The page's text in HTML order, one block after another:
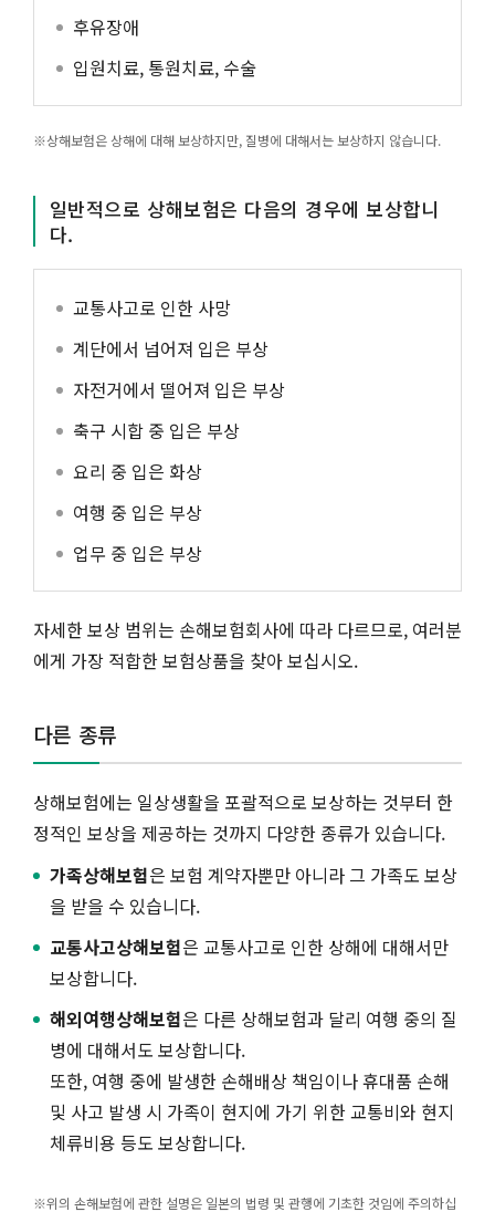
후유장애
입원치료, 통원치료, 수술
※상해보험은 상해에 대해 보상하지만, 질병에 대해서는 보상하지 않습니다.
일반적으로 상해보험은 다음의 경우에 보상합니
다.
교통사고로 인한 사망
계단에서 넘어져 입은 부상
자전거에서 떨어져 입은 부상
축구 시합 중 입은 부상
요리 중 입은 화상
여행 중 입은 부상
업무 중 입은 부상
자세한 보상 범위는 손해보험회사에 따라 다르므로, 여러분
에게 가장 적합한 보험상품을 찾아 보십시오.
다른 종류
상해보험에는 일상생활을 포괄적으로 보상하는 것부터 한
정적인 보상을 제공하는 것까지 다양한 종류가 있습니다.
가족상해보험은 보험 계약자뿐만 아니라 그 가족도 보상
을 받을 수 있습니다.
교통사고상해보험은 교통사고로 인한 상해에 대해서만
보상합니다.
해외여행상해보험은 다른 상해보험과 달리 여행 중의 질
병에 대해서도 보상합니다.
또한, 여행 중에 발생한 손해배상 책임이나 휴대품 손해
및 사고 발생 시 가족이 현지에 가기 위한 교통비와 현지
체류비용 등도 보상합니다.
※위의 손해보험에 관한 설명은 일본의 법령 및 관행에 기초한 것임에 주의하십